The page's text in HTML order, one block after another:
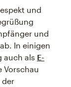
und
und
In einigen
auch als E-
Vorschau
der